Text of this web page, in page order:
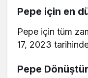
Pepe için en
Pepe için tüm
17, 2023
Pepe